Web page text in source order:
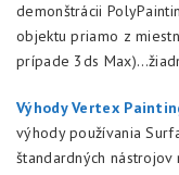
demonštrácii
objektu priamo z
prípade 3ds
Výhody Vertex
výhody používania
štandardných